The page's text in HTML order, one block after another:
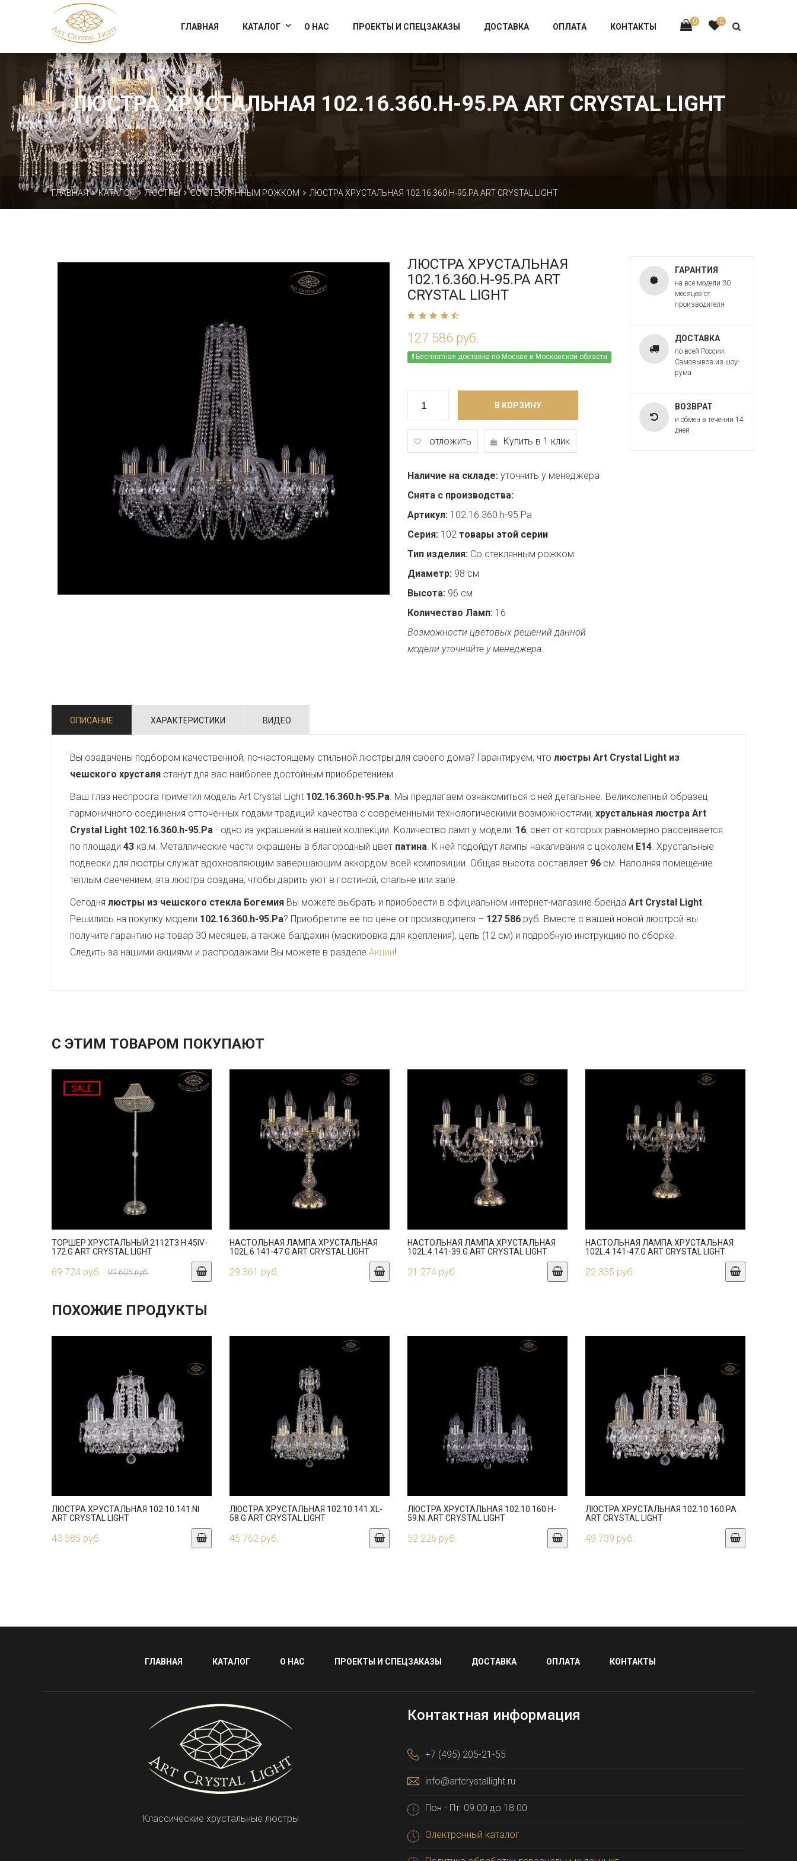
Официальный магазин фабрики Art Crystal Light
0 0
ГЛАВНАЯ КАТАЛОГ О НАС ПРОЕКТЫ И СПЕЦЗАКАЗЫ ДОСТАВКА ОПЛАТА КОНТАКТЫ
ЛЮСТРА ХРУСТАЛЬНАЯ 102.16.360.H-95.PA ART CRYSTAL LIGHT
ГЛАВНАЯ КАТАЛОГ ЛЮСТРЫ СО СТЕКЛЯННЫМ РОЖКОМ ЛЮСТРА ХРУСТАЛЬНАЯ 102.16.360.H-95.PA ART CRYSTAL LIGHT
ЛЮСТРА ХРУСТАЛЬНАЯ
102.16.360.H-95.PA ART
CRYSTAL LIGHT
127 586 руб.
Бесплатная доставка по Москве и Московской области
В КОРЗИНУ
отложить Купить в 1 клик
Наличие на складе: уточнить у менеджера
Снята с производства:
Артикул: 102.16.360.h-95.Pa
Серия: 102 товары этой серии
Тип изделия: Со стеклянным рожком
Диаметр: 98 см
Высота: 96 см
Количество Ламп: 16
Возможности цветовых решений данной
модели уточняйте у менеджера.
ГАРАНТИЯ
на все модели 30
месяцев от
производителя
ДОСТАВКА
по всей России.
Самовывоз из шоу-
рума
ВОЗВРАТ
и обмен в течении 14
дней
ОПИСАНИЕ ХАРАКТЕРИСТИКИ ВИДЕО
Вы озадачены подбором качественной, по-настоящему стильной люстры для своего дома? Гарантируем, что люстры Art Crystal Light из
чешского хрусталя станут для вас наиболее достойным приобретением.
Ваш глаз неспроста приметил модель Art Crystal Light 102.16.360.h-95.Pa. Мы предлагаем ознакомиться с ней детальнее. Великолепный образец
гармоничного соединения отточенных годами традиций качества с современными технологическими возможностями, хрустальная люстра Art
Crystal Light 102.16.360.h-95.Pa - одно из украшений в нашей коллекции. Количество ламп у модели: 16, свет от которых равномерно рассеивается
по площади 43 кв.м. Металлические части окрашены в благородный цвет патина. К ней подойдут лампы накаливания с цоколем E14. Хрустальные
подвески для люстры служат вдохновляющим завершающим аккордом всей композиции. Общая высота составляет 96 см. Наполняя помещение
теплым свечением, эта люстра создана, чтобы дарить уют в гостиной, спальне или зале.
Сегодня люстры из чешского стекла Богемия Вы можете выбрать и приобрести в официальном интернет-магазине бренда Art Crystal Light.
Решились на покупку модели 102.16.360.h-95.Pa? Приобретите ее по цене от производителя – 127 586 руб. Вместе с вашей новой люстрой вы
получите гарантию на товар 30 месяцев, а также балдахин (маскировка для крепления), цепь (12 см) и подробную инструкцию по сборке.
Следить за нашими акциями и распродажами Вы можете в разделе Акции!
С ЭТИМ ТОВАРОМ ПОКУПАЮТ
SALE
ТОРШЕР ХРУСТАЛЬНЫЙ 2112T3.H.45IV-
172.G ART CRYSTAL LIGHT
69 724 руб. 99 605 руб.
НАСТОЛЬНАЯ ЛАМПА ХРУСТАЛЬНАЯ
102L.6.141-47.G ART CRYSTAL LIGHT
29 361 руб.
НАСТОЛЬНАЯ ЛАМПА ХРУСТАЛЬНАЯ
102L.4.141-39.G ART CRYSTAL LIGHT
21 274 руб.
НАСТОЛЬНАЯ ЛАМПА ХРУСТАЛЬНАЯ
102L.4.141-47.G ART CRYSTAL LIGHT
22 335 руб.
ПОХОЖИЕ ПРОДУКТЫ
ЛЮСТРА ХРУСТАЛЬНАЯ 102.10.141.NI
ART CRYSTAL LIGHT
43 585 руб.
ЛЮСТРА ХРУСТАЛЬНАЯ 102.10.141.XL-
58.G ART CRYSTAL LIGHT
45 762 руб.
ЛЮСТРА ХРУСТАЛЬНАЯ 102.10.160.H-
59.NI ART CRYSTAL LIGHT
52 226 руб.
ЛЮСТРА ХРУСТАЛЬНАЯ 102.10.160.PA
ART CRYSTAL LIGHT
49 739 руб.
ГЛАВНАЯ КАТАЛОГ О НАС ПРОЕКТЫ И СПЕЦЗАКАЗЫ ДОСТАВКА ОПЛАТА КОНТАКТЫ
Классические хрустальные люстры
Контактная информация
+7 (495) 205-21-55
info@artcrystallight.ru
Пон - Пт: 09.00 до 18.00
Электронный каталог